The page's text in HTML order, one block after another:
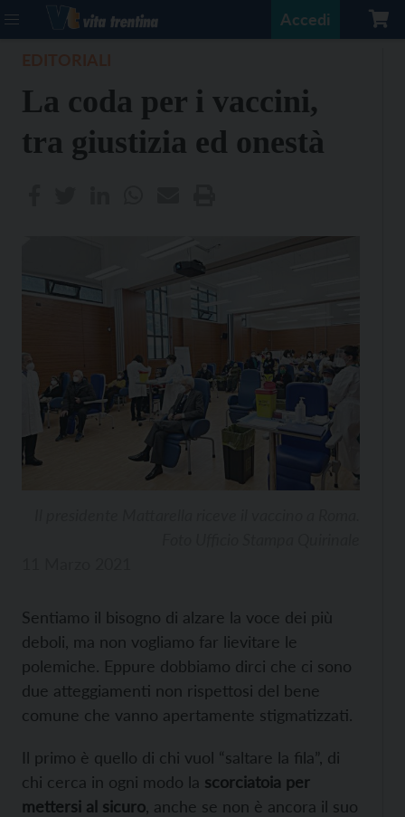
Accedi
La coda per i vaccini,
tra giustizia ed onestà
Sentiamo il bisogno di alzare la voce dei più
deboli, ma non vogliamo far lievitare le
polemiche. Eppure dobbiamo dirci che ci sono
due atteggiamenti non rispettosi del bene
comune che vanno apertamente stigmatizzati.
Il primo è quello di chi vuol “saltare la fila”, di
chi cerca in ogni modo la scorciatoia per
mettersi al sicuro , anche se non è ancora il suo